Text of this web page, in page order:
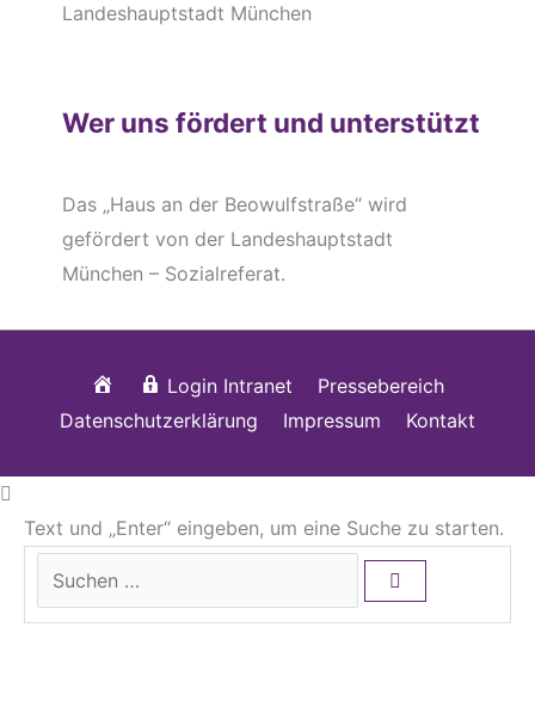
Landeshauptstadt München
Wer uns fördert und unterstützt
Das „Haus an der Beowulfstraße“ wird
gefördert von der Landeshauptstadt
München – Sozialreferat.
StartseiteLogin Intranet
Pressebereich
Datenschutzerklärung
Impressum Kontakt
Text und „Enter“ eingeben, um eine Suche zu starten.